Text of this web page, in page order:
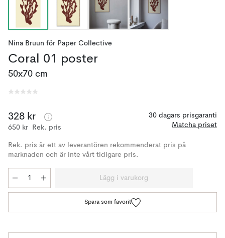
Nina Bruun för Paper Collective
Coral 01 poster
50x70 cm
328 kr
650 kr Rek. pris
30 dagars prisgaranti
Matcha priset
Rek. pris är ett av leverantören rekommenderat pris på
marknaden och är inte vårt tidigare pris.
Lägg i varukorg
Spara som favorit